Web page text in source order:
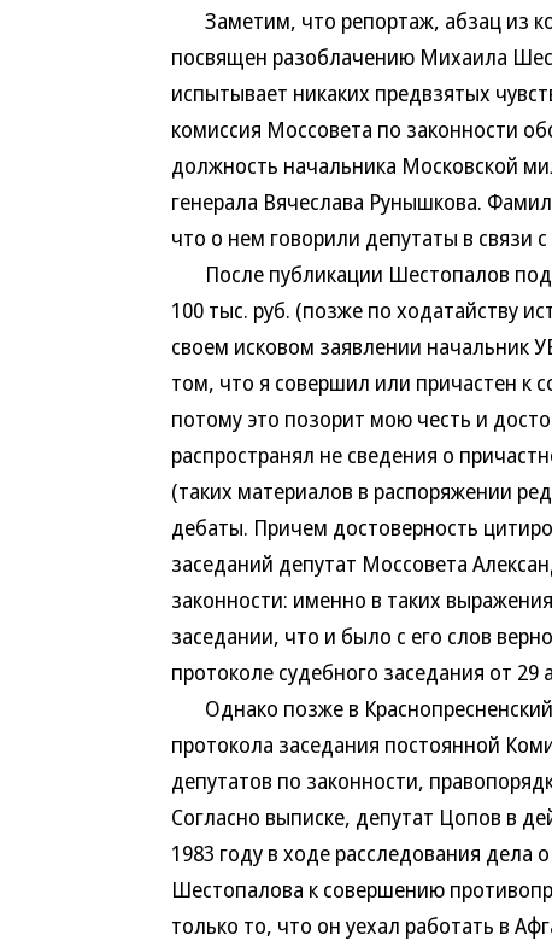
Заметим, что репортаж, абзац из
посвящен разоблачению Михаила
испытывает никаких предвзятых
комиссия Моссовета по законности
должность начальника Московской
генерала Вячеслава Рунышкова.
что о нем говорили депутаты в связи
После публикации Шестопалов
100 тыс. руб. (позже по ходатайству
своем исковом заявлении начальник
том, что я совершил или причастен к
потому это позорит мою честь и
распространял не сведения о
(таких материалов в распоряжении
дебаты. Причем достоверность
заседаний депутат Моссовета
законности: именно в таких
заседании, что и было с его слов
протоколе судебного заседания от 29
Однако позже в
протокола заседания постоянной
депутатов по законности,
Согласно выписке, депутат Цопов в
1983 году в ходе расследования дела
Шестопалова к совершению
только то, что он уехал работать в